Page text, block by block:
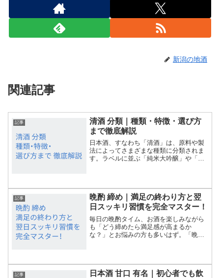
新潟の地酒
関連記事
記事
清酒 分類｜種類・特徴・選び方
まで徹底解説
日本酒、すなわち「清酒」は、原料や製
法によってさまざまな種類に分類されま
す。ラベルに並ぶ「純米大吟醸」や「本
さらには自分に合った日本...
記事
晩酌 締め｜満足の終わり方と翌
日スッキリ習慣を完全マスター！
毎日の晩酌タイム、お酒を楽しみながら
も「どう締めたら満足感が高まるか
な？」とお悩みの方も多いはず。「晩酌
時間です。本記事では、定番...
記事
日本酒 甘口 有名｜初心者でも飲